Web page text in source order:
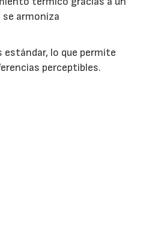
armoniza
lo que permite
perceptibles.